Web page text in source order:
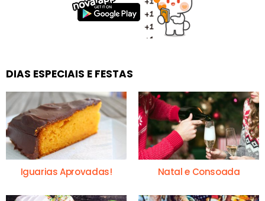
DIAS ESPECIAIS E FESTAS
Iguarias Aprovadas! Natal e Consoada